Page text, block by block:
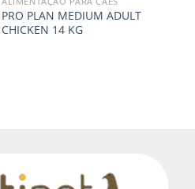
PRO PLAN MEDIUM ADULT
CHICKEN 14 KG